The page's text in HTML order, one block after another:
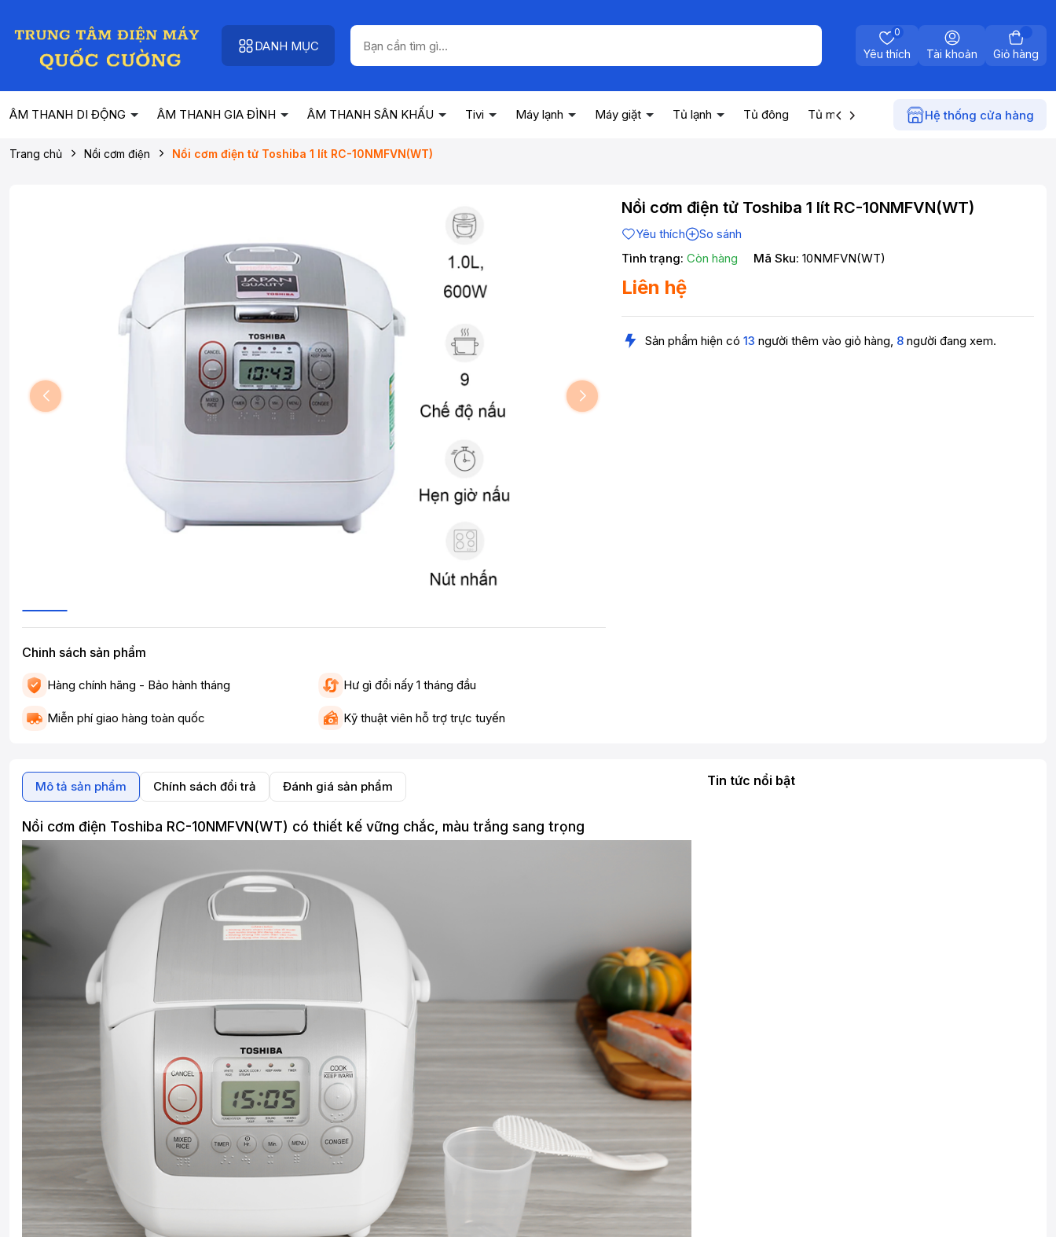
DANH MỤC
Yêu thích
0
Tài khoản Giỏ hàng
ÂM THANH DI ĐỘNG ÂM THANH GIA ĐÌNH ÂM THANH SÂN KHẤU Tivi Máy lạnh Máy giặt Tủ lạnh Tủ đông Tủ mát Máy nước nóng Điện gia
Hệ thống cửa hàng
Trang chủ Nồi cơm điện Nồi cơm điện tử Toshiba 1 lít RC-10NMFVN(WT)
Chinh sách sản phẩm
Hàng chính hãng - Bảo hành tháng Hư gì đổi nấy 1 tháng đầu
Miễn phí giao hàng toàn quốc Kỹ thuật viên hỗ trợ trực tuyến
Nồi cơm điện tử Toshiba 1 lít RC-10NMFVN(WT)
Yêu thích
So sánh
Tình trạng: Còn hàng Mã Sku: 10NMFVN(WT)
Liên hệ
Sản phẩm hiện có 13 người thêm vào giỏ hàng, 8 người đang xem.
Mô tả sản phẩm Chính sách đổi trả Đánh giá sản phẩm
Nồi cơm điện Toshiba RC-10NMFVN(WT) có thiết kế vững chắc, màu trắng sang trọng
Tin tức nổi bật